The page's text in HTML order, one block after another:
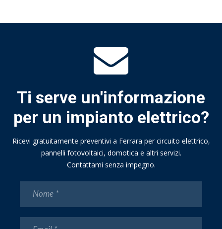
Ti serve un'informazione
per un impianto elettrico?
Ricevi gratuitamente preventivi a Ferrara per circuito elettrico,
pannelli fotovoltaici, domotica e altri servizi.
Contattami senza impegno.